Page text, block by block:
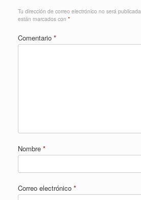
Tu dirección de correo electrónico no será publicada.
están marcados con *
Comentario *
Nombre *
Correo electrónico *